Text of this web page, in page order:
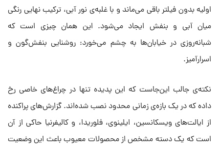
اولیه بدون فیلتر باقی می‌ماند و با غلبه‌ی نور آبی، ترکیب نهایی رنگی
میان آبی و بنفش ایجاد می‌شود. این همان چیزی است که
شبانه‌روزی در خیابان‌ها به چشم می‌خورد: روشنایی بنفش‌گون و
اسرارآمیز.
نکته‌ی جالب این‌جاست که این پدیده تنها در چراغ‌های خاصی رخ
داده که در یک بازه‌ی زمانی محدود نصب شده‌اند. گزارش‌های پراکنده
از ایالت‌های ویسکانسین، ایلینوی، فلوریدا، و کالیفرنیا حاکی از آن
است که یک دسته مشخص از محصولات معیوب باعث این وضعیت